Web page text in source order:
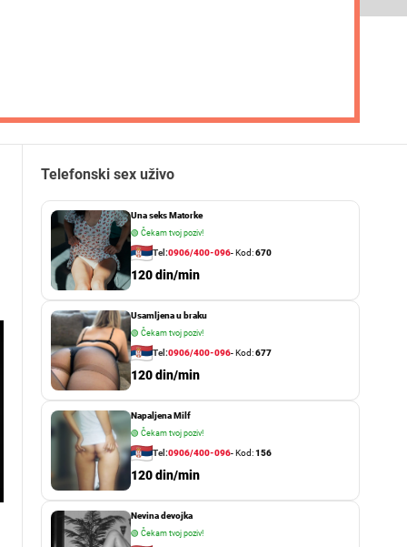
Telefonski sex uživo
Una seks Matorke
🟢 Čekam tvoj poziv!
Tel:0906/400-096- Kod:670
120 din/min
Usamljena u braku
🟢 Čekam tvoj poziv!
Tel:0906/400-096- Kod:677
120 din/min
Napaljena Milf
🟢 Čekam tvoj poziv!
Tel:0906/400-096- Kod:156
120 din/min
Nevina devojka
🟢 Čekam tvoj poziv!